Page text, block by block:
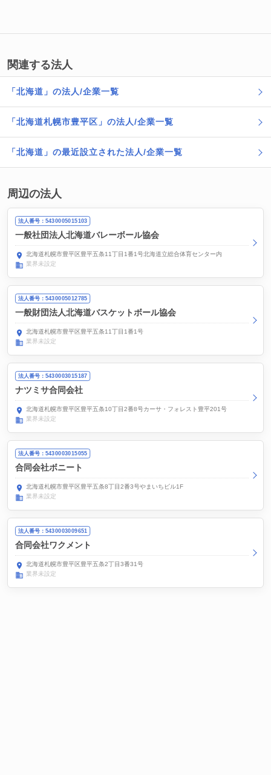
関連する法人
「北海道」の法人/企業一覧
「北海道札幌市豊平区」の法人/企業一覧
「北海道」の最近設立された法人/企業一覧
周辺の法人
法人番号：5430005015103
一般社団法人北海道バレーボール協会
北海道札幌市豊平区豊平五条11丁目1番1号北海道立総合体育センター内
業界未設定
法人番号：5430005012785
一般財団法人北海道バスケットボール協会
北海道札幌市豊平区豊平五条11丁目1番1号
業界未設定
法人番号：5430003015187
ナツミサ合同会社
北海道札幌市豊平区豊平五条10丁目2番8号カーサ・フォレスト豊平201号
業界未設定
法人番号：5430003015055
合同会社ボニート
北海道札幌市豊平区豊平五条8丁目2番3号やまいちビル1F
業界未設定
法人番号：5430003009651
合同会社ワクメント
北海道札幌市豊平区豊平五条2丁目3番31号
業界未設定